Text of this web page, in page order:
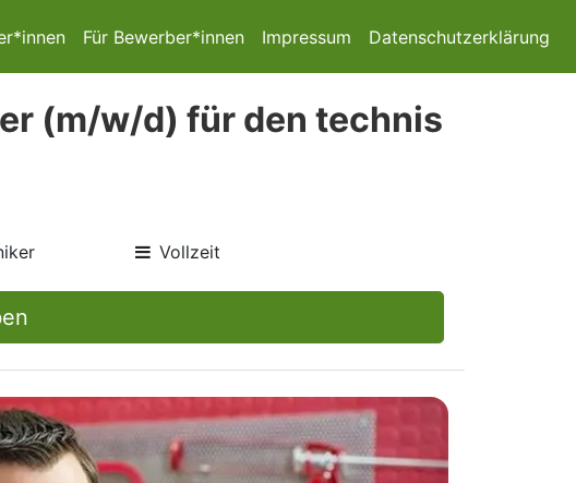
Für Bewerber*innen Impressum Datenschutzerklärung
(m/w/d) für den technis
Vollzeit